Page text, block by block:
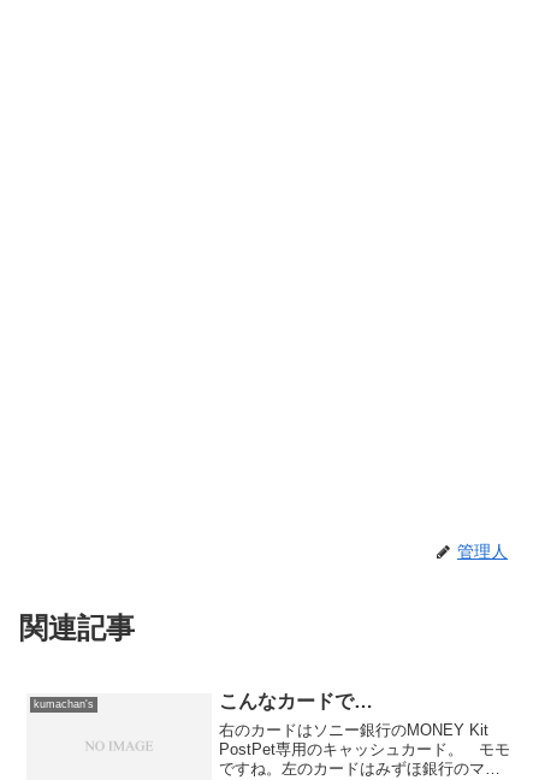
管理人
関連記事
kumachan's こんなカードで…
右のカードはソニー銀行のMONEY Kit
PostPet専用のキャッシュカード。 モモ
ですね。左のカードはみずほ銀行のマイ